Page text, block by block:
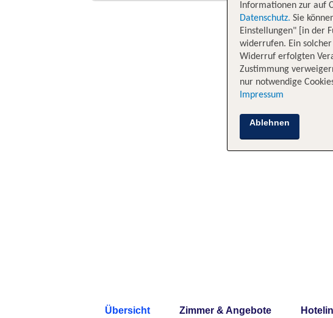
Übersicht Zimmer & Angebote
Informationen zur auf
Datenschutz. Sie
Einstellungen" [in der
widerrufen. Ein
Widerruf erfolgten
Zustimmung
nur notwendige
Impressum
Ablehnen